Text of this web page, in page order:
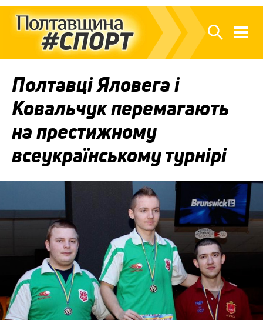
Полтавці Яловега і
Ковальчук перемагають
на престижному
всеукраїнському турнірі